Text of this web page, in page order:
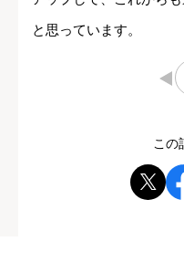
と思っています。
←
この